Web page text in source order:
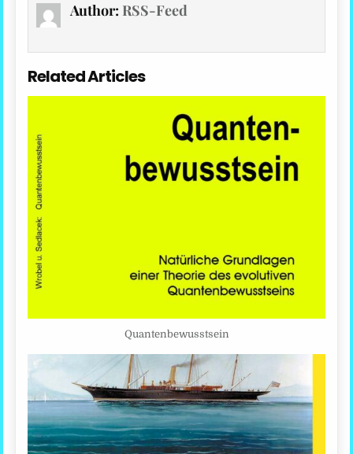
Author: RSS-Feed
Related Articles
Quantenbewusstsein